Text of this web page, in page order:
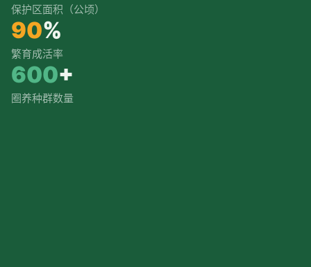
保护区面积（公顷）
90%
繁育成活率
600+
圈养种群数量